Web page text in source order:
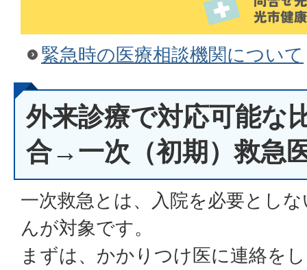
緊急時の医療相談機関について
外来診療で対応可能な
合→一次（初期）救急
一次救急とは、入院を必要とし
んが対象です。
まずは、かかりつけ医に連絡を